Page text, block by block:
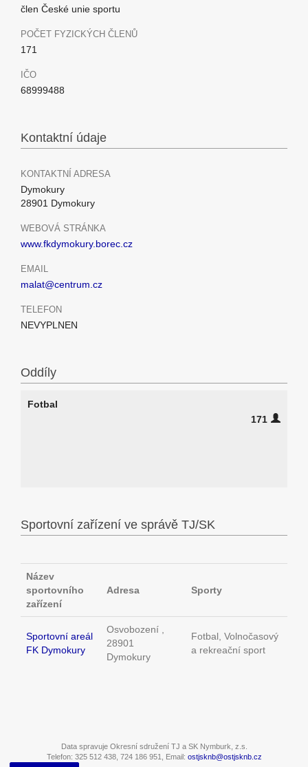
člen České unie sportu
POČET FYZICKÝCH ČLENŮ
171
IČO
68999488
Kontaktní údaje
KONTAKTNÍ ADRESA
Dymokury
28901 Dymokury
WEBOVÁ STRÁNKA
www.fkdymokury.borec.cz
EMAIL
malat@centrum.cz
TELEFON
NEVYPLNEN
Oddíly
Fotbal
171
Sportovní zařízení ve správě TJ/SK
Název
sportovního
zařízení
Adresa Sporty
Sportovní areál
FK Dymokury
Osvobození ,
28901
Dymokury
Fotbal, Volnočasový
a rekreační sport
Data spravuje Okresní sdružení TJ a SK Nymburk, z.s.
Telefon: 325 512 438, 724 186 951, Email: ostjsknb@ostjsknb.cz